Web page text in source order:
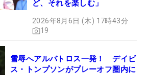
ど、それを楽しむ」
2026年8月6日 (木) 17時43分
19
雪辱へアルバトロス一発！ デイビ
ス・トンプソンがプレーオフ圏内に